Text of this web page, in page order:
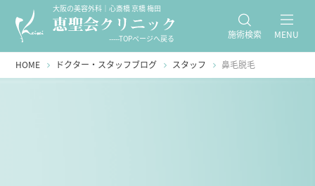
大阪の美容外科｜心斎橋 京橋 梅田
-----TOPページへ戻る 施術検索 MENU
HOME ドクター・スタッフブログ スタッフ 鼻毛脱毛